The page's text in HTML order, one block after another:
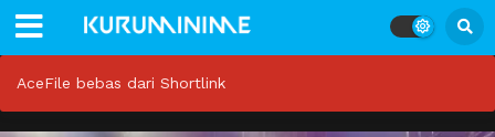
AceFile bebas dari Shortlink